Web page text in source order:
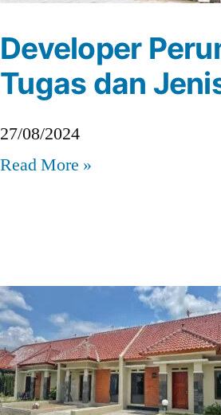
Developer
Tugas dan
27/08/2024
Read More »